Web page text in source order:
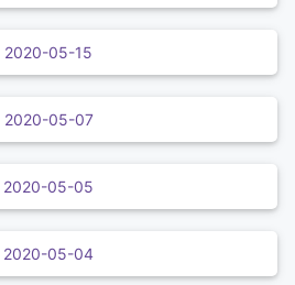
2020-05-15
2020-05-07
2020-05-05
2020-05-04